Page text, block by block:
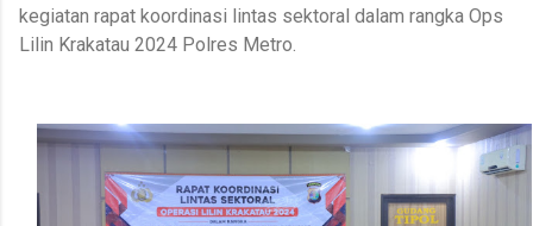
kegiatan rapat koordinasi lintas sektoral dalam rangka Ops
Lilin Krakatau 2024 Polres Metro.